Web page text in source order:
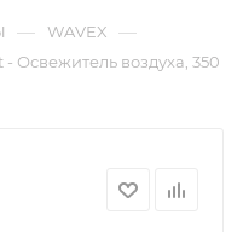
— WAVEX —
Освежитель воздуха, 350